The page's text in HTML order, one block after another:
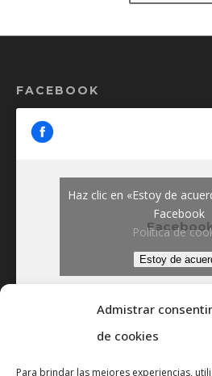
Admistrar
de cookies
Para brindar las mejores experiencias,
FACEBOOK
Haz clic en «Estoy de
Facebook
Política de
Estoy de